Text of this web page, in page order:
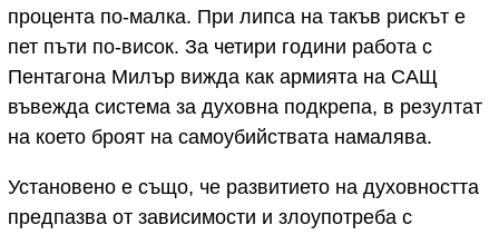
процента по-малка. При липса на такъв рискът е
пет пъти по-висок. За четири години работа с
Пентагона Милър вижда как армията на САЩ
въвежда система за духовна подкрепа, в резултат
на което броят на самоубийствата намалява.
Установено е също, че развитието на духовността
предпазва от зависимости и злоупотреба с